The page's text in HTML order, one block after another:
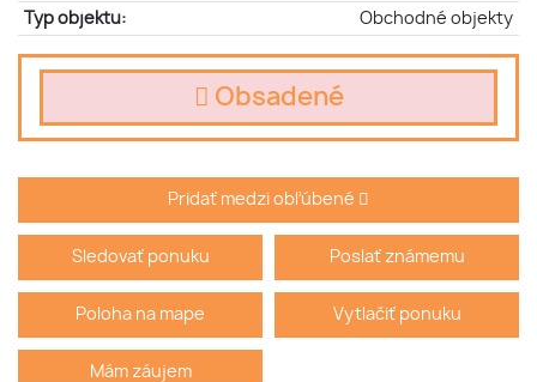
Typ objektu:
Obchodné objekty
Obsadené
Pridať medzi obľúbené
Sledovať ponuku Poslať známemu
Poloha na mape Vytlačiť ponuku
Mám záujem